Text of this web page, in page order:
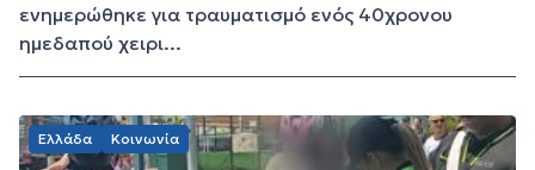
ενημερώθηκε για τραυματισμό ενός 40χρονου
ημεδαπού χειρι...
Ελλάδα Κοινωνία